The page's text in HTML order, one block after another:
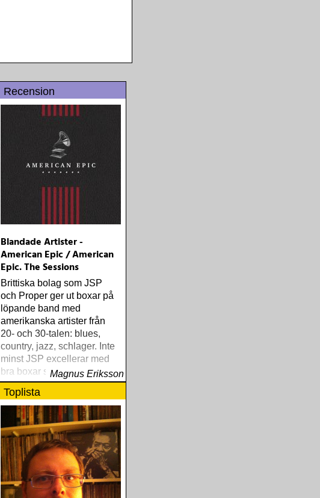
Recension
Blandade Artister -
American Epic / American
Epic. The Sessions
Brittiska bolag som JSP
och Proper ger ut boxar på
löpande band med
amerikanska artister från
20- och 30-talen: blues,
country, jazz, schlager. Inte
minst JSP excellerar med
bra boxar som samlar allt
med klassiska artister,
medan Proper snarare
satsat på väl valda urval
Magnus Eriksson
Toplista